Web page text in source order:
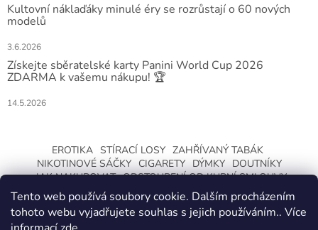
Tento web používá soubory cookie. Dalším procházením
tohoto webu vyjadřujete souhlas s jejich používáním.. Více
Kultovní náklaďáky minulé éry se rozrůstají o 60 nových
modelů
3.6.2026
Získejte sběratelské karty Panini World Cup 2026
ZDARMA k vašemu nákupu! 🏆
14.5.2026
EROTIKA STÍRACÍ LOSY ZAHŘÍVANÝ TABÁK
NIKOTINOVÉ SÁČKY CIGARETY DÝMKY
DOUTNÍKY
JAK NAKUPOVAT ODSTOUPENÍ OD KUPNÍ SMLOUVY